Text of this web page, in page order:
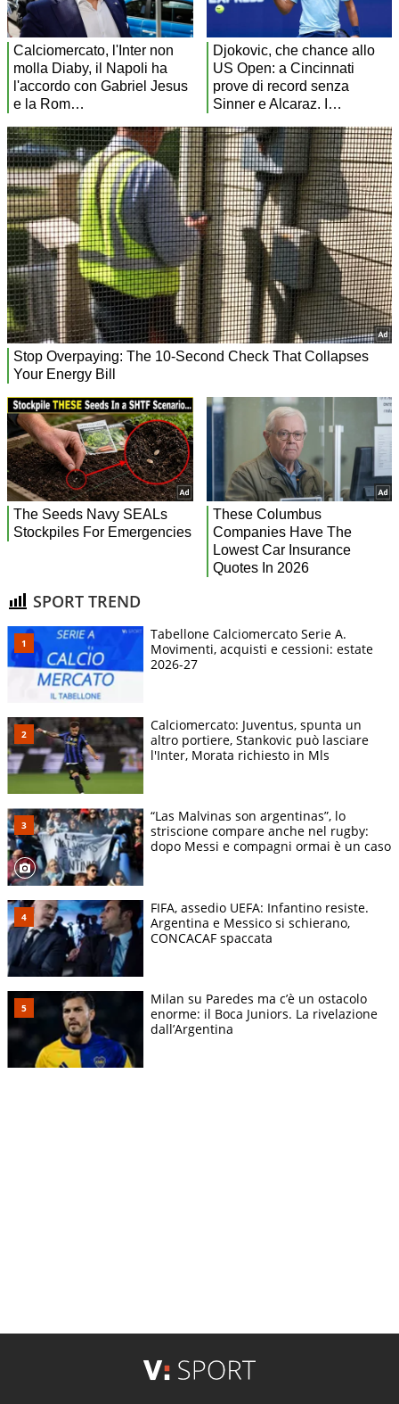
SPORT TREND
Tabellone Calciomercato Serie A.
Movimenti, acquisti e cessioni: estate
2026-27
Calciomercato: Juventus, spunta un
altro portiere, Stankovic può lasciare
l'Inter, Morata richiesto in Mls
“Las Malvinas son argentinas”, lo
striscione compare anche nel rugby:
dopo Messi e compagni ormai è un caso
FIFA, assedio UEFA: Infantino resiste.
Argentina e Messico si schierano,
CONCACAF spaccata
Milan su Paredes ma c’è un ostacolo
enorme: il Boca Juniors. La rivelazione
dall’Argentina